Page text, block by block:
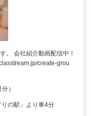
。 会社紹介動画配信中！
create-grou
）
の駅」より車4分